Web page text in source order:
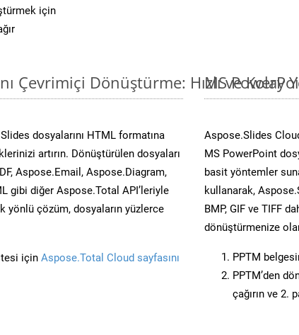
için
Çevrimiçi Dönüştürme: Hızlı ve Kolay
dosyalarını HTML formatına
artırın. Dönüştürülen dosyaları
Aspose.Email, Aspose.Diagram,
gibi diğer Aspose.Total API’leriyle
yönlü çözüm, dosyaların yüzlerce
için Aspose.Total Cloud sayfasını
MS
Aspose.Slides
MS PowerPoint
basit yöntemler
kullanarak,
BMP, GIF ve TIFF
dönüştürmenize
PPTM
PPTM’den
çağırın ve 2.